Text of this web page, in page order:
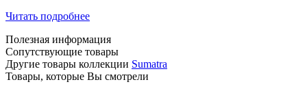
Читать подробнее
Полезная информация
Сопутствующие товары
Другие товары коллекции Sumatra
Товары, которые Вы смотрели